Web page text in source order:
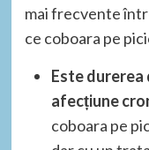
mai frecvente
ce coboara pe
Este durerea
afecțiune
coboara pe